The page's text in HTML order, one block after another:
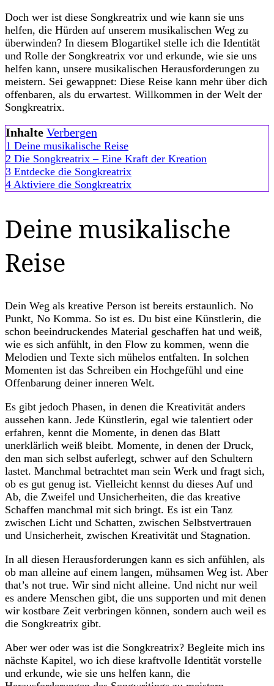
die
Songkreatrix!
Doch wer ist diese Songkreatrix und wie kann sie uns
helfen, die Hürden auf unserem musikalischen Weg zu
überwinden? In diesem Blogartikel stelle ich die Identität
und Rolle der Songkreatrix vor und erkunde, wie sie uns
helfen kann, unsere musikalischen Herausforderungen zu
meistern. Sei gewappnet: Diese Reise kann mehr über dich
offenbaren, als du erwartest. Willkommen in der Welt der
Songkreatrix.
Inhalte Verbergen
1 Deine musikalische Reise
2 Die Songkreatrix – Eine Kraft der Kreation
3 Entdecke die Songkreatrix
4 Aktiviere die Songkreatrix
Deine musikalische
Reise
Dein Weg als kreative Person ist bereits erstaunlich. No
Punkt, No Komma. So ist es. Du bist eine Künstlerin, die
schon beeindruckendes Material geschaffen hat und weiß,
wie es sich anfühlt, in den Flow zu kommen, wenn die
Melodien und Texte sich mühelos entfalten. In solchen
Momenten ist das Schreiben ein Hochgefühl und eine
Offenbarung deiner inneren Welt.
Es gibt jedoch Phasen, in denen die Kreativität anders
aussehen kann. Jede Künstlerin, egal wie talentiert oder
erfahren, kennt die Momente, in denen das Blatt
unerklärlich weiß bleibt. Momente, in denen der Druck,
den man sich selbst auferlegt, schwer auf den Schultern
lastet. Manchmal betrachtet man sein Werk und fragt sich,
ob es gut genug ist. Vielleicht kennst du dieses Auf und
Ab, die Zweifel und Unsicherheiten, die das kreative
Schaffen manchmal mit sich bringt. Es ist ein Tanz
zwischen Licht und Schatten, zwischen Selbstvertrauen
und Unsicherheit, zwischen Kreativität und Stagnation.
In all diesen Herausforderungen kann es sich anfühlen, als
ob man alleine auf einem langen, mühsamen Weg ist. Aber
that’s not true. Wir sind nicht alleine. Und nicht nur weil
es andere Menschen gibt, die uns supporten und mit denen
wir kostbare Zeit verbringen können, sondern auch weil es
die Songkreatrix gibt.
Aber wer oder was ist die Songkreatrix? Begleite mich ins
nächste Kapitel, wo ich diese kraftvolle Identität vorstelle
und erkunde, wie sie uns helfen kann, die